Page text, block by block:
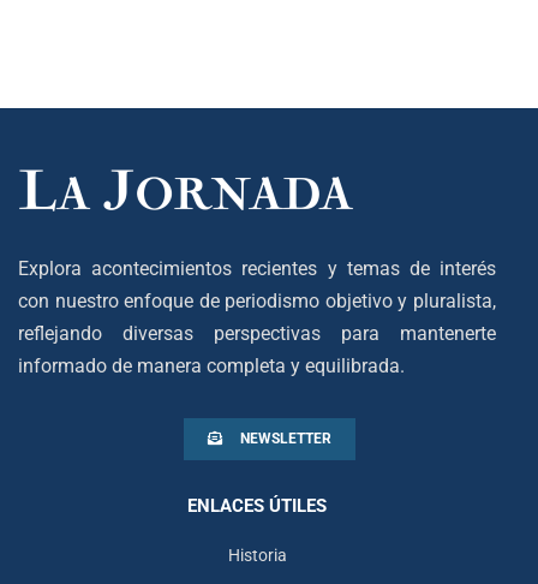
Explora acontecimientos recientes y temas de interés
con nuestro enfoque de periodismo objetivo y pluralista,
reflejando diversas perspectivas para mantenerte
informado de manera completa y equilibrada.
NEWSLETTER
ENLACES ÚTILES
Historia